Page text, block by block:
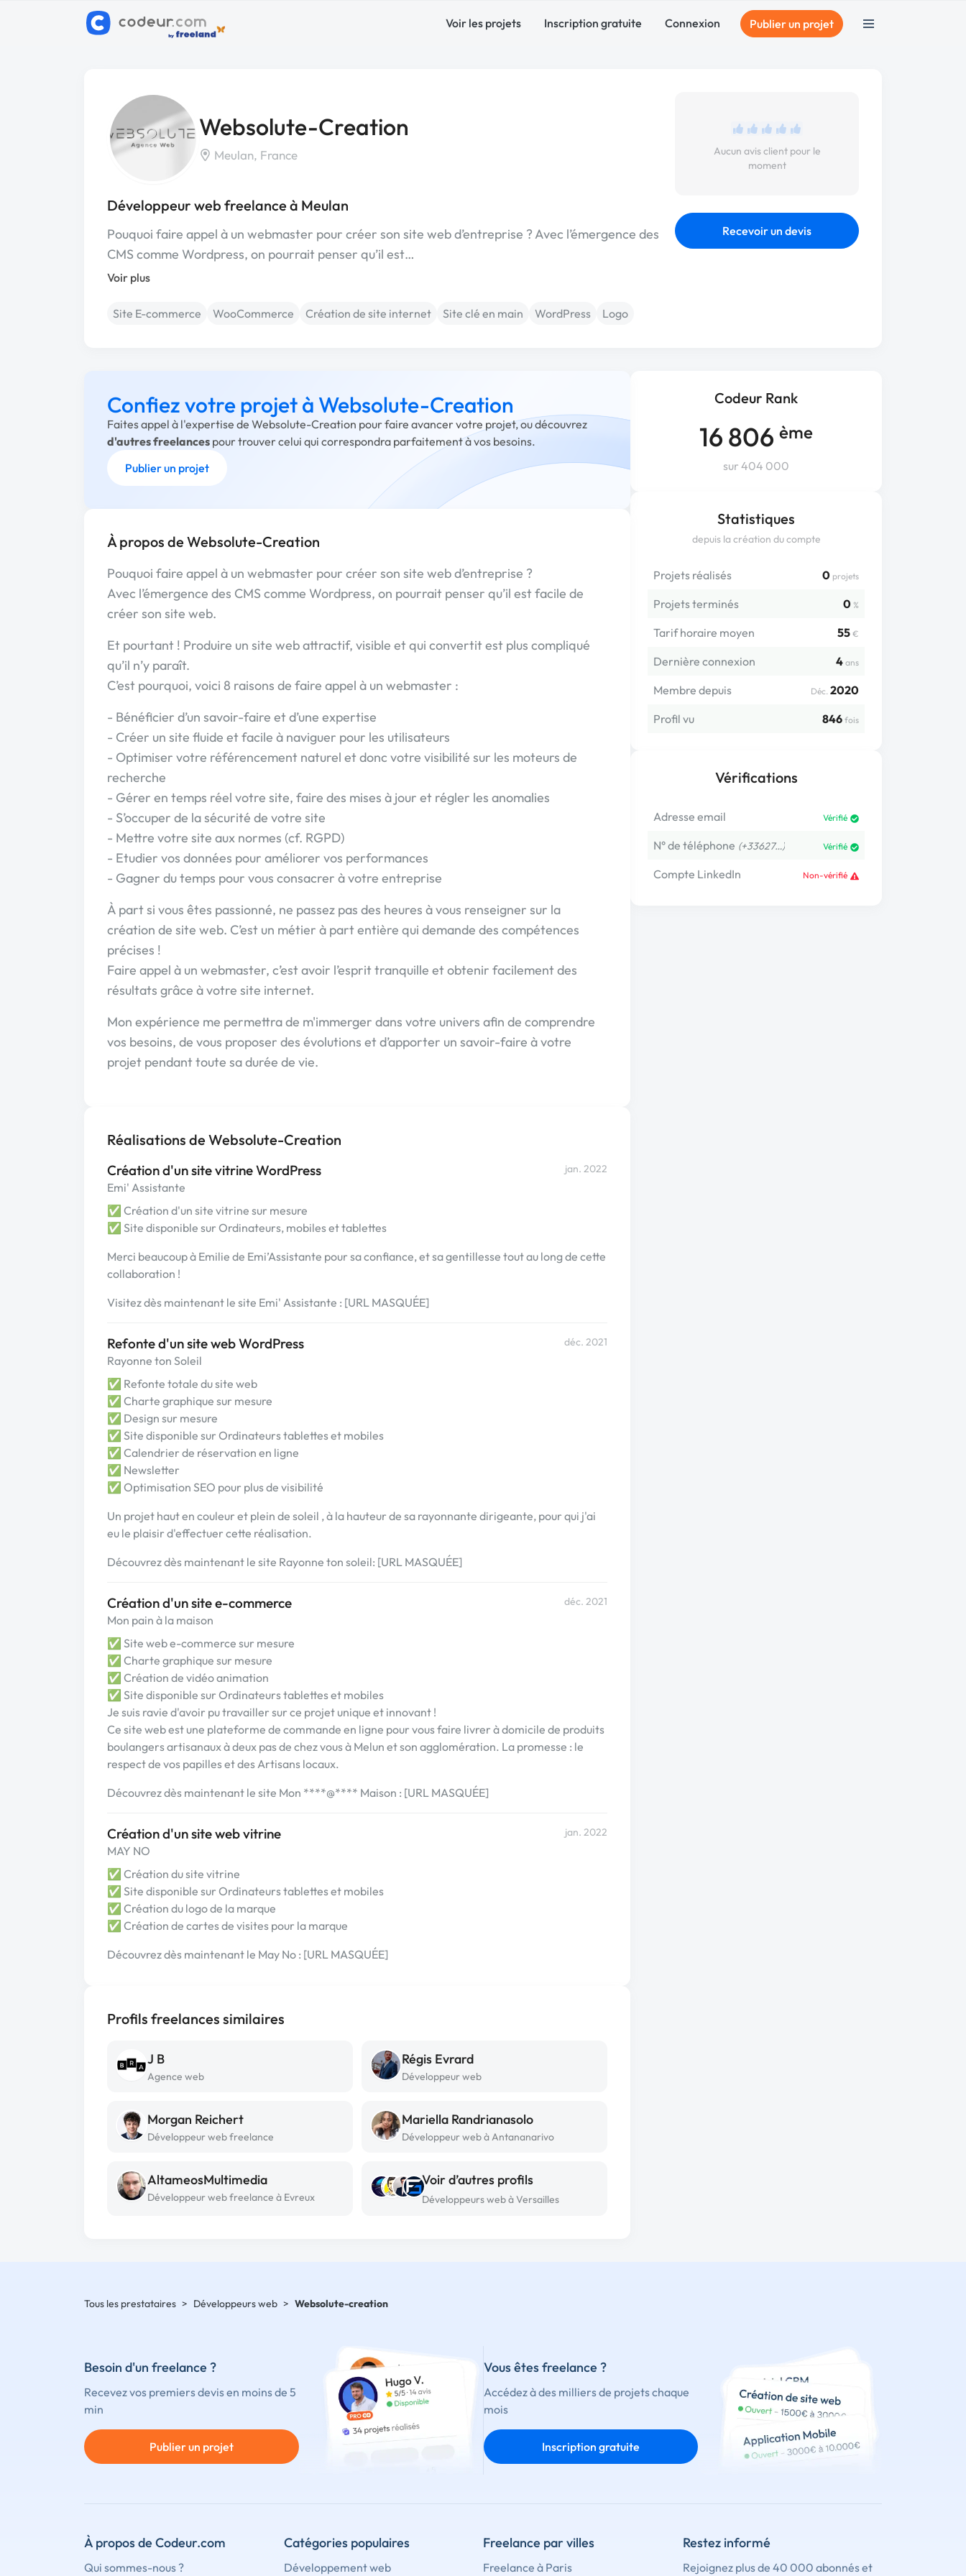
Voir les projets Inscription gratuite Connexion Publier un projet
Websolute-Creation
Meulan, France
Développeur web freelance à Meulan
Pouquoi faire appel à un webmaster pour créer son site web d’entreprise ? Avec l’émergence des
CMS comme Wordpress, on pourrait penser qu’il est…
Voir plus
Site E-commerce WooCommerce Création de site internet Site clé en main WordPress Logo
Aucun avis client pour le
moment
Recevoir un devis
Codeur Rank
16 806 ème
sur 404 000
Statistiques
depuis la création du compte
Projets réalisés 0 projets
Projets terminés 0 %
Tarif horaire moyen 55 €
Dernière connexion 4 ans
Membre depuis Déc. 2020
Profil vu
846 fois
Vérifications
Adresse email Vérifié
N° de téléphone (+33627…) Vérifié
Compte LinkedIn Non-vérifié
Confiez votre projet à Websolute-Creation
Faites appel à l'expertise de Websolute-Creation pour faire avancer votre projet, ou découvrez
d'autres freelances pour trouver celui qui correspondra parfaitement à vos besoins.
Publier un projet
À propos de Websolute-Creation
Pouquoi faire appel à un webmaster pour créer son site web d’entreprise ?
Avec l’émergence des CMS comme Wordpress, on pourrait penser qu’il est facile de
créer son site web.
Et pourtant ! Produire un site web attractif, visible et qui convertit est plus compliqué
qu’il n’y paraît.
C’est pourquoi, voici 8 raisons de faire appel à un webmaster :
- Bénéficier d’un savoir-faire et d’une expertise
- Créer un site fluide et facile à naviguer pour les utilisateurs
- Optimiser votre référencement naturel et donc votre visibilité sur les moteurs de
recherche
- Gérer en temps réel votre site, faire des mises à jour et régler les anomalies
- S’occuper de la sécurité de votre site
- Mettre votre site aux normes (cf. RGPD)
- Etudier vos données pour améliorer vos performances
- Gagner du temps pour vous consacrer à votre entreprise
À part si vous êtes passionné, ne passez pas des heures à vous renseigner sur la
création de site web. C’est un métier à part entière qui demande des compétences
précises !
Faire appel à un webmaster, c’est avoir l’esprit tranquille et obtenir facilement des
résultats grâce à votre site internet.
Mon expérience me permettra de m'immerger dans votre univers afin de comprendre
vos besoins, de vous proposer des évolutions et d’apporter un savoir-faire à votre
projet pendant toute sa durée de vie.
Réalisations de Websolute-Creation
Création d'un site vitrine WordPress
Emi' Assistante
jan. 2022
✅ Création d'un site vitrine sur mesure
✅ Site disponible sur Ordinateurs, mobiles et tablettes
Merci beaucoup à Emilie de Emi’Assistante pour sa confiance, et sa gentillesse tout au long de cette
collaboration !
Visitez dès maintenant le site Emi' Assistante : [URL MASQUÉE]
Refonte d'un site web WordPress
Rayonne ton Soleil
déc. 2021
✅ Refonte totale du site web
✅ Charte graphique sur mesure
✅ Design sur mesure
✅ Site disponible sur Ordinateurs tablettes et mobiles
✅ Calendrier de réservation en ligne
✅ Newsletter
✅ Optimisation SEO pour plus de visibilité
Un projet haut en couleur et plein de soleil , à la hauteur de sa rayonnante dirigeante, pour qui j'ai
eu le plaisir d'effectuer cette réalisation.
Découvrez dès maintenant le site Rayonne ton soleil: [URL MASQUÉE]
Création d'un site e-commerce
Mon pain à la maison
déc. 2021
✅ Site web e-commerce sur mesure
✅ Charte graphique sur mesure
✅ Création de vidéo animation
✅ Site disponible sur Ordinateurs tablettes et mobiles
Je suis ravie d'avoir pu travailler sur ce projet unique et innovant !
Ce site web est une plateforme de commande en ligne pour vous faire livrer à domicile de produits
boulangers artisanaux à deux pas de chez vous à Melun et son agglomération. La promesse : le
respect de vos papilles et des Artisans locaux.
Découvrez dès maintenant le site Mon ****@**** Maison : [URL MASQUÉE]
Création d'un site web vitrine
MAY NO
jan. 2022
✅ Création du site vitrine
✅ Site disponible sur Ordinateurs tablettes et mobiles
✅ Création du logo de la marque
✅ Création de cartes de visites pour la marque
Découvrez dès maintenant le May No : [URL MASQUÉE]
Profils freelances similaires
J B
Agence web
Régis Evrard
Développeur web
Morgan Reichert
Développeur web freelance
Mariella Randrianasolo
Développeur web à Antananarivo
AltameosMultimedia
Développeur web freelance à Evreux
Voir d’autres profils
Développeurs web à Versailles
Tous les prestataires > Développeurs web > Websolute-creation
Besoin d'un freelance ?
Recevez vos premiers devis en moins de 5
min
Publier un projet
Vous êtes freelance ?
Accédez à des milliers de projets chaque
mois
Inscription gratuite
À propos de Codeur.com
Qui sommes-nous ?
Catégories populaires
Développement web
Freelance par villes
Freelance à Paris
Restez informé
Rejoignez plus de 40 000 abonnés et